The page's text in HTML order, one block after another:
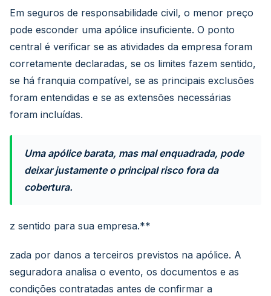
Em seguros de responsabilidade civil, o menor preço
pode esconder uma apólice insuficiente. O ponto
central é verificar se as atividades da empresa foram
corretamente declaradas, se os limites fazem sentido,
se há franquia compatível, se as principais exclusões
foram entendidas e se as extensões necessárias
foram incluídas.
Uma apólice barata, mas mal enquadrada, pode
deixar justamente o principal risco fora da
cobertura.
z sentido para sua empresa.**
zada por danos a terceiros previstos na apólice. A
seguradora analisa o evento, os documentos e as
condições contratadas antes de confirmar a